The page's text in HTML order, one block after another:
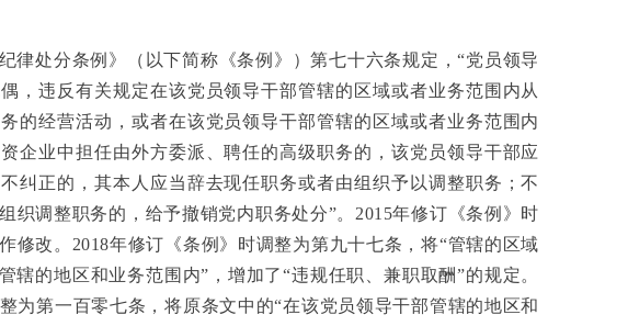
律处分条例》（以下简称《条例》）第七十六条规定，“党员领导
，违反有关规定在该党员领导干部管辖的区域或者业务范围内从
的经营活动，或者在该党员领导干部管辖的区域或者业务范围内
企业中担任由外方委派、聘任的高级职务的，该党员领导干部应
纠正的，其本人应当辞去现任职务或者由组织予以调整职务；不
织调整职务的，给予撤销党内职务处分”。2015年修订《条例》时
修改。2018年修订《条例》时调整为第九十七条，将“管辖的区域
辖的地区和业务范围内”，增加了“违规任职、兼职取酬”的规定。
为第一百零七条，将原条文中的“在该党员领导干部管辖的地区和